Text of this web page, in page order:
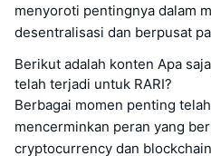
menyoroti pentingnya dalam
desentralisasi dan berpusat
Berikut adalah konten Apa
telah terjadi untuk RARI?
Berbagai momen penting
mencerminkan peran yang
cryptocurrency dan